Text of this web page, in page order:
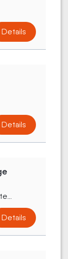
Details
Details
Details